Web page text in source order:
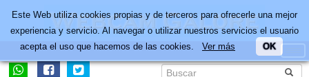
Este Web utiliza cookies propias y de terceros para ofrecerle una mejor
experiencia y servicio. Al navegar o utilizar nuestros servicios el usuario
acepta el uso que hacemos de las cookies. Ver más OK